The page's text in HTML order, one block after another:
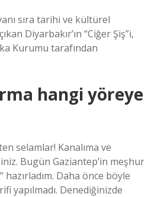
sıra tarihi ve kültürel
Diyarbakır’ın “Ciğer Şiş”i,
Kurumu tarafından
hangi yöreye
selamlar! Kanalıma ve
Bugün Gaziantep’in meşhur
hazırladım. Daha önce böyle
yapılmadı. Denediğinizde